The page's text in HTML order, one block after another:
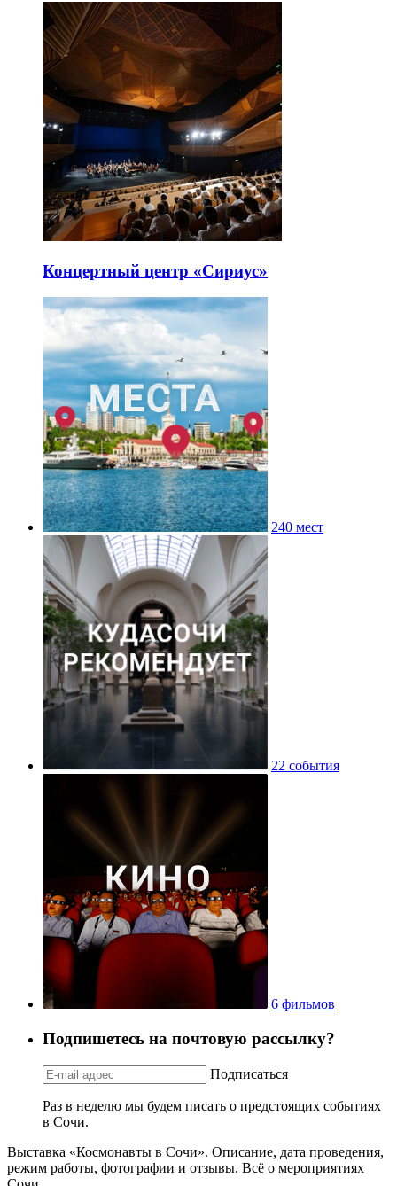
Концертный центр «Сириус»
240 мест
22 события
6 фильмов
Подпишетесь на почтовую рассылку?
Подписаться
Раз в неделю мы будем писать о предстоящих событиях
в Сочи.
Выставка «Космонавты в Сочи». Описание, дата проведения,
режим работы, фотографии и отзывы. Всё о мероприятиях